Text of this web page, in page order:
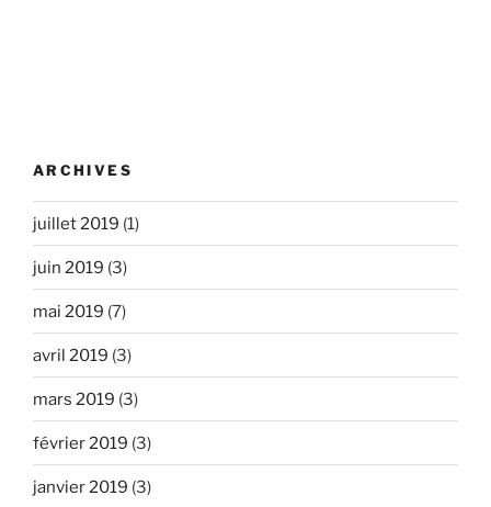
ARCHIVES
juillet 2019 (1)
juin 2019 (3)
mai 2019 (7)
avril 2019 (3)
mars 2019 (3)
février 2019 (3)
janvier 2019 (3)